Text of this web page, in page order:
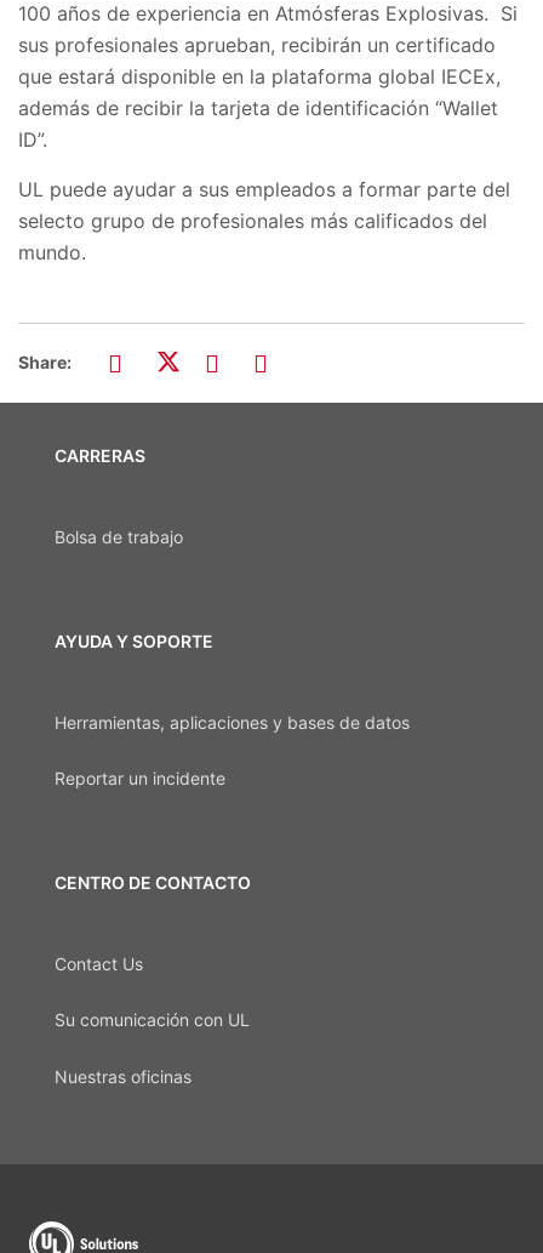
100 años de experiencia en Atmósferas Explosivas. Si
sus profesionales aprueban, recibirán un certificado
que estará disponible en la plataforma global IECEx,
además de recibir la tarjeta de identificación “Wallet
ID”.
UL puede ayudar a sus empleados a formar parte del
selecto grupo de profesionales más calificados del
mundo.
Share:
CARRERAS
Bolsa de trabajo
AYUDA Y SOPORTE
Herramientas, aplicaciones y bases de datos
Reportar un incidente
CENTRO DE CONTACTO
Contact Us
Su comunicación con UL
Nuestras oficinas